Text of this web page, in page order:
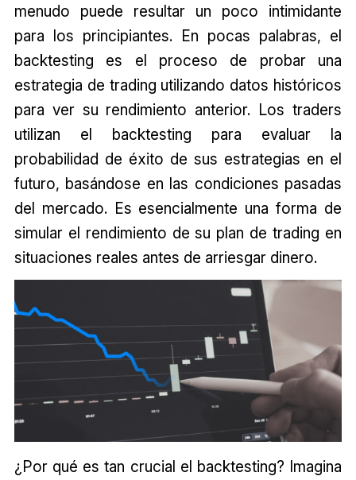
menudo puede resultar un poco intimidante
para los principiantes. En pocas palabras, el
backtesting es el proceso de probar una
estrategia de trading utilizando datos históricos
para ver su rendimiento anterior. Los traders
utilizan el backtesting para evaluar la
probabilidad de éxito de sus estrategias en el
futuro, basándose en las condiciones pasadas
del mercado. Es esencialmente una forma de
simular el rendimiento de su plan de trading en
situaciones reales antes de arriesgar dinero.
¿Por qué es tan crucial el backtesting? Imagina